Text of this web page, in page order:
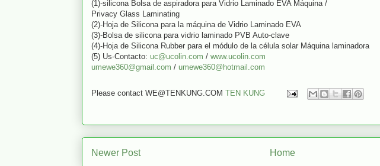
(1)-silicona Bolsa de aspiradora para Vidrio Laminado EVA Máquina /
Privacy Glass Laminating
(2)-Hoja de Silicona para la máquina de Vidrio Laminado EVA
(3)-Bolsa de silicona para vidrio laminado PVB Auto-clave
(4)-Hoja de Silicona Rubber para el módulo de la célula solar Máquina laminadora
(5) Us-Contacto: uc@ucolin.com / www.ucolin.com
umewe360@gmail.com / umewe360@hotmail.com
Please contact WE@TENKUNG.COM TEN KUNG
Newer Post Home